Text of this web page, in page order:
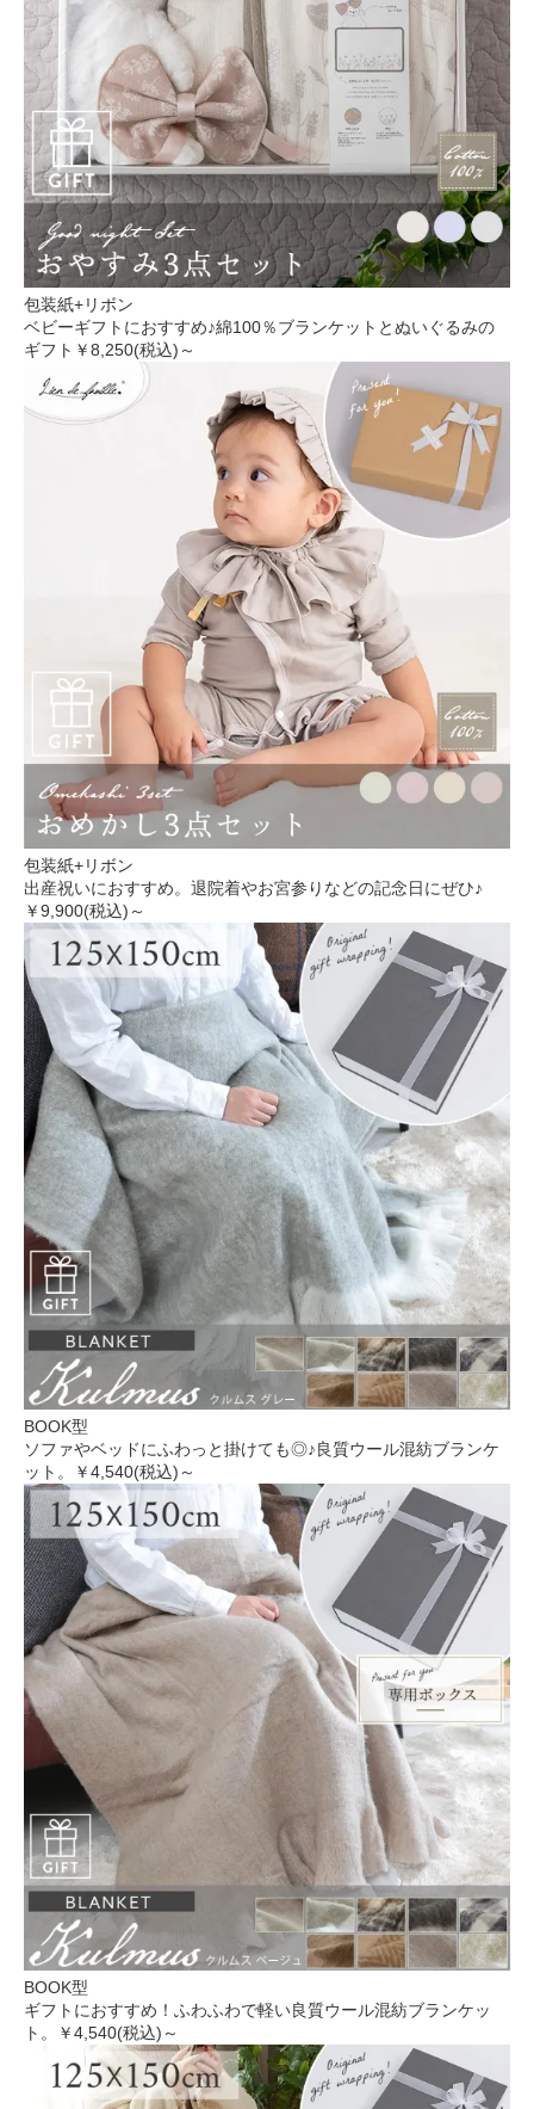
包装紙+リボン
ベビーギフトにおすすめ♪綿100％ブランケットとぬいぐるみの
ギフト ￥8,250(税込)～
包装紙+リボン
出産祝いにおすすめ。退院着やお宮参りなどの記念日にぜひ♪
￥9,900(税込)～
BOOK型
ソファやベッドにふわっと掛けても◎♪良質ウール混紡ブランケ
ット。
￥4,540(税込)～
BOOK型
ギフトにおすすめ！ふわふわで軽い良質ウール混紡ブランケッ
ト。
￥4,540(税込)～